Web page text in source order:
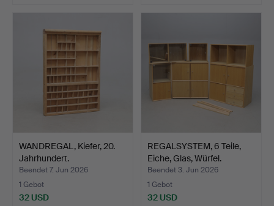
WANDREGAL, Kiefer, 20.
Jahrhundert.
Beendet 7. Jun 2026
1 Gebot
32 USD
REGALSYSTEM, 6 Teile,
Eiche, Glas, Würfel.
Beendet 3. Jun 2026
1 Gebot
32 USD